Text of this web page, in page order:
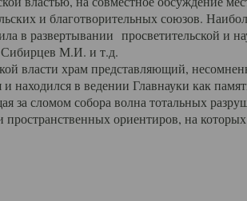
и благотворительных союзов.
в развертывании просветительской и
М.И. и т.д.
власти храм представляющий,
находился в ведении Главнауки как
за сломом собора волна тотальных
ориентиров, на